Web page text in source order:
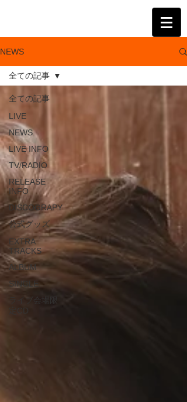
NEWS
全ての記事
LIVE
NEWS
LIVE INFO
TV/RADIO
RELEASE
INFO
DISCOGRAPY
公式グッズ
EXTRA
TRACKS
ALBUM
SINGLE
ライブ会場限
定CD
全ての記事